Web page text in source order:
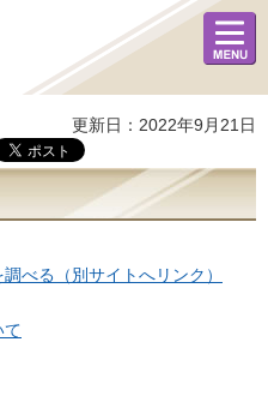
メニュ
ー
更新日：2022年9月21日
べる（別サイトへリンク）
て